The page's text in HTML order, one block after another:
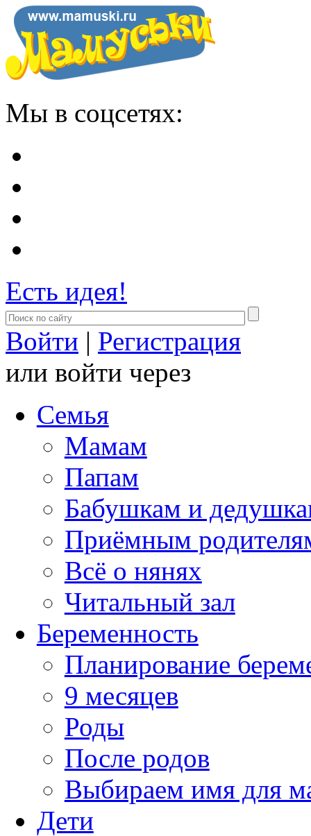
Мы в соцсетях:
Есть идея!
Войти | Регистрация
или войти через
Семья
Мамам
Папам
Бабушкам и
Приёмным
Всё о нянях
Читальный зал
Беременность
Планирование
9 месяцев
Роды
После родов
Выбираем имя для
Дети